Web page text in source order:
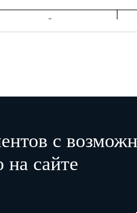
Товар
комиссии:
с
на сайте